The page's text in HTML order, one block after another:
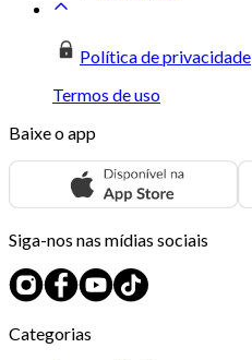
Política de privacidade
Termos de uso
Baixe o app
Siga-nos nas mídias sociais
Categorias